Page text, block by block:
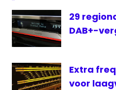
29
DAB+-
Extra
voor